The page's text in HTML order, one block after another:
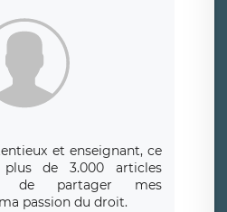
et enseignant, ce
de 3.000 articles
de partager mes
passion du droit.